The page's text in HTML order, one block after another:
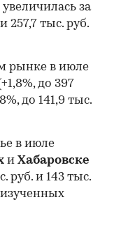
за
257,7 тыс. руб.
рынке в июле
до 397
до 141,9 тыс.
в июле
и Хабаровске
руб. и 143 тыс.
изученных